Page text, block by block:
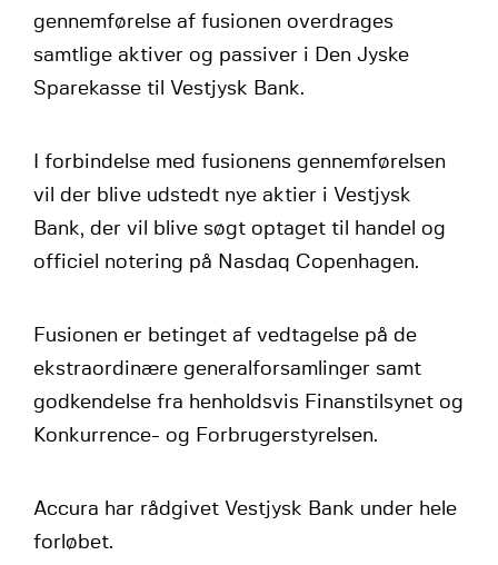
gennemførelse af fusionen overdrages
samtlige aktiver og passiver i Den Jyske
Sparekasse til Vestjysk Bank.
I forbindelse med fusionens gennemførelsen
vil der blive udstedt nye aktier i Vestjysk
Bank, der vil blive søgt optaget til handel og
officiel notering på Nasdaq Copenhagen.
Fusionen er betinget af vedtagelse på de
ekstraordinære generalforsamlinger samt
godkendelse fra henholdsvis Finanstilsynet og
Konkurrence- og Forbrugerstyrelsen.
Accura har rådgivet Vestjysk Bank under hele
forløbet.